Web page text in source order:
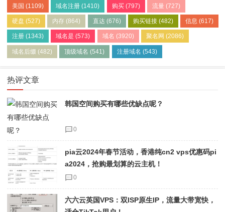
美国 (1109) 域名注册 (1410) 购买(797) 流量(727)
硬盘 (527) 内存 (864) 直达 (676) 购买链接(482) 信息 (617)
注册 (1343) 域名是 (573) 域名 (3920) 聚名网 (2086)
域名后缀 (482) 顶级域名 (541) 注册域名 (543)
热评文章
韩国空间购买有哪些优缺点呢？
0
pia云2024年春节活动，香港纯cn2 vps优惠码pi
a2024，抢购最划算的云主机！
0
六六云英国VPS：双ISP原生IP，流量大带宽快，